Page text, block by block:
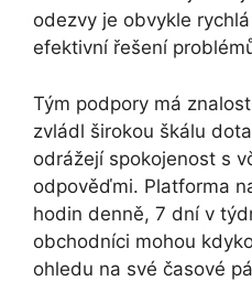
odezvy je obvykle
efektivní řešení
Tým podpory má
zvládl širokou škálu
odrážejí spokojenost s
odpověďmi. Platforma
hodin denně, 7 dní v
obchodníci mohou
ohledu na své časové